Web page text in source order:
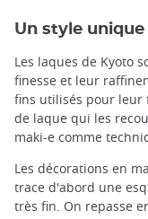
Un style unique
Les laques de Kyoto
finesse et leur
fins utilisés pour leur
de laque qui les
maki-e comme
Les décorations en
trace d'abord une
très fin. On repasse